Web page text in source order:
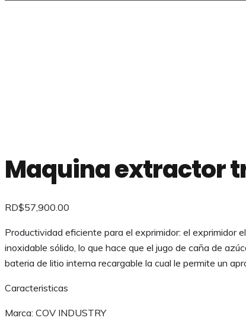
Maquina extractor
RD$57,900.00
Productividad eficiente para el exprimidor: el exprimidor
inoxidable sólido, lo que hace que el jugo de caña de
bateria de litio interna recargable la cual le permite un
Caracteristicas
Marca: COV INDUSTRY